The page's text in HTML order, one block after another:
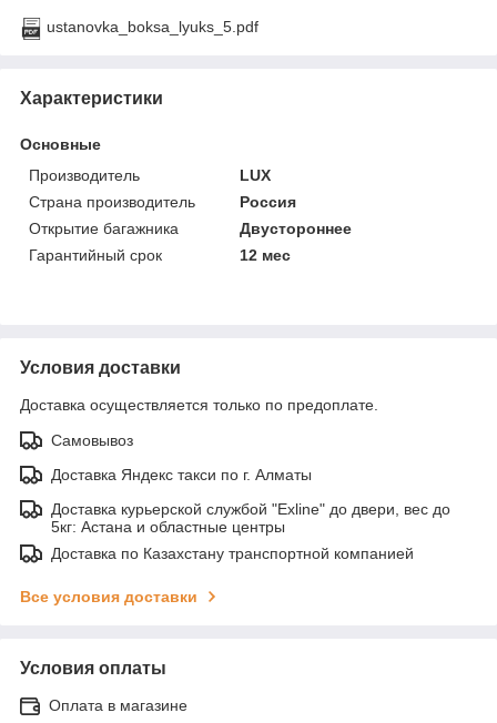
ustanovka_boksa_lyuks_5.pdf
Характеристики
Основные
Производитель
LUX
Страна производитель
Россия
Открытие багажника
Двустороннее
Гарантийный срок
12 мес
Условия доставки
Доставка осуществляется только по предоплате.
Самовывоз
Доставка Яндекс такси по г. Алматы
Доставка курьерской службой "Exline" до двери, вес до
5кг: Астана и областные центры
Доставка по Казахстану транспортной компанией
Все условия доставки
Условия оплаты
Оплата в магазине